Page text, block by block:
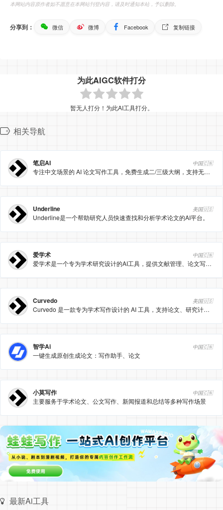
本网站内容原作者如不愿意在本网站刊登内容，请及时通知本站，予以删除。
分享到： 微信 微博 Facebook 复制链接
为此AIGC软件打分
暂无人打分！为此AI工具打分。
相关导航
笔启AI 中国🇨🇳
专注中文场景的 AI 论文写作工具，免费生成二/三级大纲，支持无限改稿、自动插图表公式、40 篇真实参考文献，承诺知网/维普查重≤10%，AIGC 检测≤25%，超标可退款。
Underline 美国🇺🇸
Underline是一个帮助研究人员快速查找和分析学术论文的AI平台。
爱学术 中国🇨🇳
爱学术是一个专为学术研究设计的AI工具，提供文献管理、论文写作辅助、学术对话等功能，帮助科研人员高效完成学术研究和论文写作。
Curvedo 美国🇺🇸
Curvedo 是一款专为学术写作设计的 AI 工具，支持论文、研究计划、文献综述等内容的智能生成与润色，助力学生与研究者高效完成学术任务。
智学Ai 中国🇨🇳
一键生成原创生成论文：写作助手、论文
小莫写作 中国🇨🇳
主要服务于学术论文、公文写作、新闻报道和总结等多种写作场景
最新Ai工具